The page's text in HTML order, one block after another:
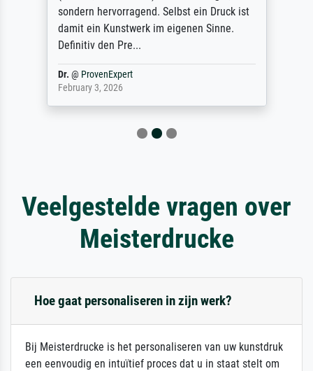
sondern hervorragend. Selbst ein Druck ist
damit ein Kunstwerk im eigenen Sinne.
Definitiv den Pre...
Dr. @ ProvenExpert
February 3, 2026
Veelgestelde vragen over
Meisterdrucke
Hoe gaat personaliseren in zijn werk?
Bij Meisterdrucke is het personaliseren van uw kunstdruk
een eenvoudig en intuïtief proces dat u in staat stelt om